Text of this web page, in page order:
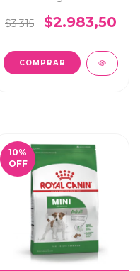
$3.315 $2.983,50
10%
OFF